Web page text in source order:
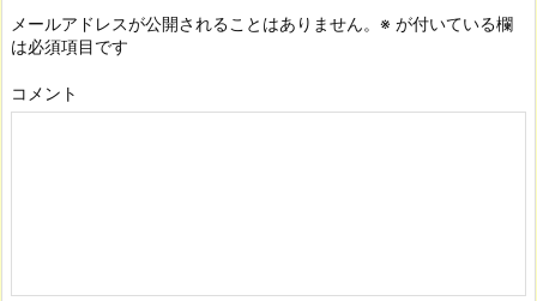
メールアドレスが公開されることはありません。 ※ が付いている欄
は必須項目です
コメント